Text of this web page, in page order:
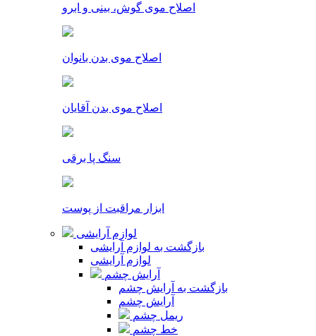
اصلاح موی گوش، بینی و ابرو
اصلاح موی بدن بانوان
اصلاح موی بدن آقایان
سنگ پا برقی
ابزار مراقبت از پوست
لوازم آرایشی
بازگشت به لوازم آرایشی
لوازم آرایشی
آرایش چشم
بازگشت به آرایش چشم
آرایش چشم
ریمل چشم
خط چشم